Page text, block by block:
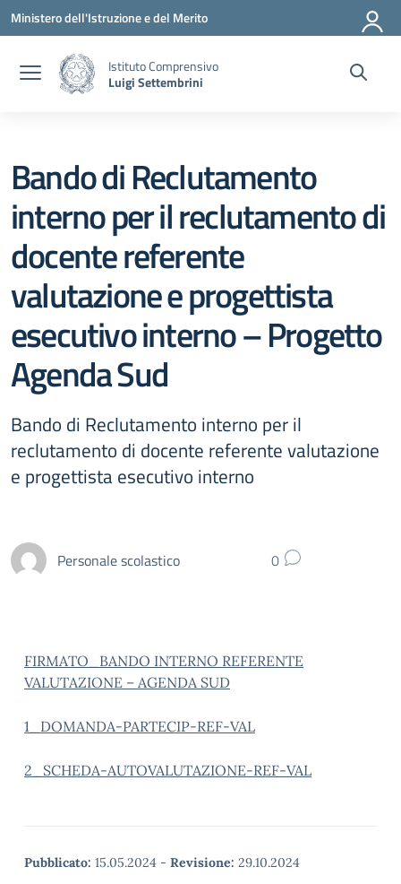
Vai ai contenuti
Vai al menu di navigazione
Vai al footer
Ministero dell'Istruzione e del Merito
Istituto Comprensivo
Luigi Settembrini
Bando di Reclutamento
interno per il reclutamento di
docente referente
valutazione e progettista
esecutivo interno – Progetto
Agenda Sud
Bando di Reclutamento interno per il
reclutamento di docente referente valutazione
e progettista esecutivo interno
Personale scolastico 0
FIRMATO_BANDO INTERNO REFERENTE
VALUTAZIONE – AGENDA SUD
1_DOMANDA-PARTECIP-REF-VAL
2_SCHEDA-AUTOVALUTAZIONE-REF-VAL
Pubblicato: 15.05.2024 - Revisione: 29.10.2024